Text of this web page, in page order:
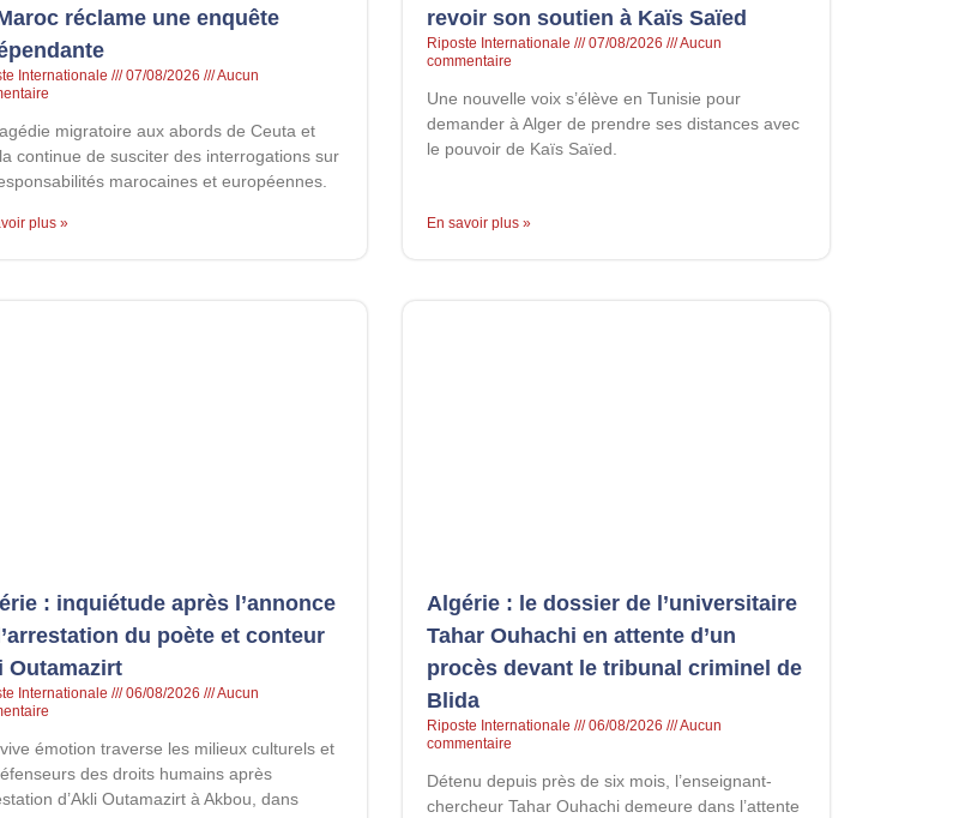
réclame une enquête
Internationale 07/08/2026
Aucun
migratoire aux abords de Ceuta et
continue de susciter des interrogations sur
marocaines et européennes.
plus »
revoir son soutien à Kaïs Saïed
Riposte Internationale 07/08/2026
Aucun
commentaire
Une nouvelle voix s’élève en Tunisie pour
demander à Alger de prendre ses distances avec
le pouvoir de Kaïs Saïed.
En savoir plus »
: inquiétude après l’annonce
du poète et conteur
Outamazirt
Internationale 06/08/2026
Aucun
émotion traverse les milieux culturels et
des droits humains après
d’Akli Outamazirt à Akbou, dans
Algérie : le dossier de l’universitaire
Tahar Ouhachi en attente d’un
procès devant le tribunal criminel de
Blida
Riposte Internationale 06/08/2026
Aucun
commentaire
Détenu depuis près de six mois, l’enseignant-
chercheur Tahar Ouhachi demeure dans l’attente